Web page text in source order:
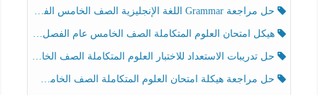
حل مراجعة Grammar اللغة الإنجليزية الصف الخامس الفصل الثالث
هيكل امتحان العلوم المتكاملة الصف الخامس عام الفصل الدراسي الثالث 2025-2026
حل تدريبات الاستعداد للاختبار العلوم المتكاملة الصف الخامس عام الفصل الثالث
حل مراجعة هيكلة امتحان العلوم المتكاملة الصف الخامس انسبير الفصل الثالث